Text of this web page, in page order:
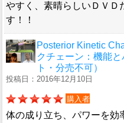
やすく、素晴らしいＤＶＤ
す！！
Posterior Kinetic
クチェーン：機能
ト・分売不可）
投稿日：2016年12月10日
購入者
体の成り立ち、パワーを効